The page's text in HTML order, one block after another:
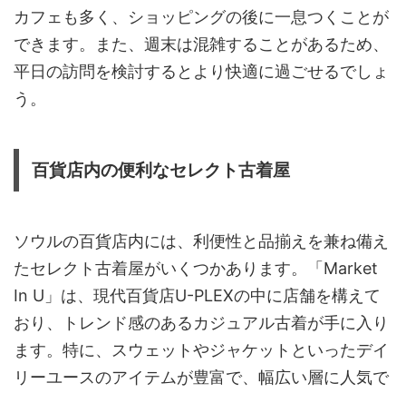
カフェも多く、ショッピングの後に一息つくことが
できます。また、週末は混雑することがあるため、
平日の訪問を検討するとより快適に過ごせるでしょ
う。
百貨店内の便利なセレクト古着屋
ソウルの百貨店内には、利便性と品揃えを兼ね備え
たセレクト古着屋がいくつかあります。「Market
In U」は、現代百貨店U-PLEXの中に店舗を構えて
おり、トレンド感のあるカジュアル古着が手に入り
ます。特に、スウェットやジャケットといったデイ
リーユースのアイテムが豊富で、幅広い層に人気で